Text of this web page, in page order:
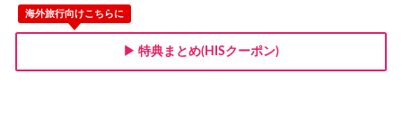
海外旅行向けこちらに
▶ 特典まとめ(HISクーポン)